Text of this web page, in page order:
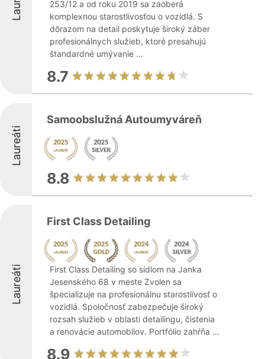
253/12 a od roku 2019 sa zaoberá
komplexnou starostlivosťou o vozidlá. S
dôrazom na detail poskytuje široký záber
profesionálnych služieb, ktoré presahujú
štandardné umývanie ...
8.7
Laureáti
Samoobslužná Autoumyváreň
8.8
Laureáti
First Class Detailing
First Class Detailing so sídlom na Janka
Jesenského 68 v meste Zvolen sa
špecializuje na profesionálnu starostlivosť o
vozidlá. Spoločnosť zabezpečuje široký
rozsah služieb v oblasti detailingu, čistenia
a renovácie automobilov. Portfólio zahŕňa ...
8.9